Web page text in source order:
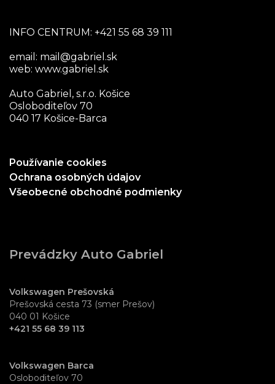
INFO CENTRUM: +421 55 68 39 111
email: mail@gabriel.sk
web: www.gabriel.sk
Auto Gabriel, s.r.o. Košice
Osloboditeľov 70
040 17 Košice-Barca
Používanie cookies
Ochrana osobných údajov
Všeobecné obchodné podmienky
Prevádzky Auto Gabriel
Volkswagen Prešovská
Prešovská cesta 73 (smer Prešov)
040 01 Košice
+421 55 68 39 113
Volkswagen Barca
Osloboditeľov 70